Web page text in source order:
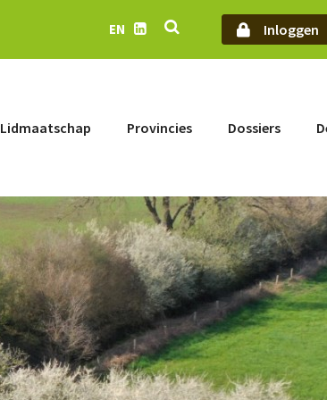
EN
Inloggen
Lidmaatschap Provincies Dossiers